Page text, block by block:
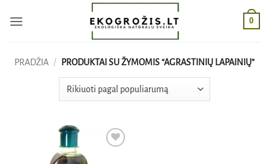
0
PRADŽIA / PRODUKTAI SU ŽYMOMIS “AGRASTINIŲ LAPAINIŲ”